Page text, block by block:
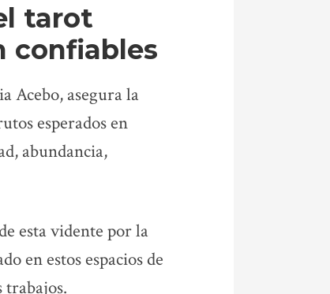
tarot
confiables
Acebo, asegura la
esperados en
abundancia,
esta vidente por la
en estos espacios de
trabajos.